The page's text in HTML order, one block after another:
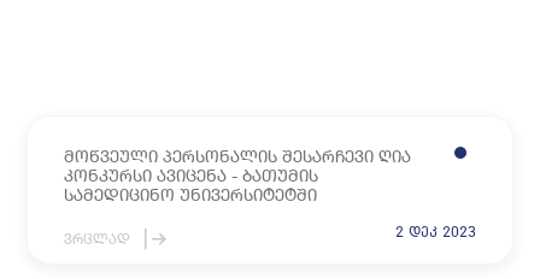
მოწვეული პერსონალის შესარჩევი ღია
კონკურსი ავიცენა - ბათუმის
სამედიცინო უნივერსიტეტში
ვრცლად 2 დეკ 2023